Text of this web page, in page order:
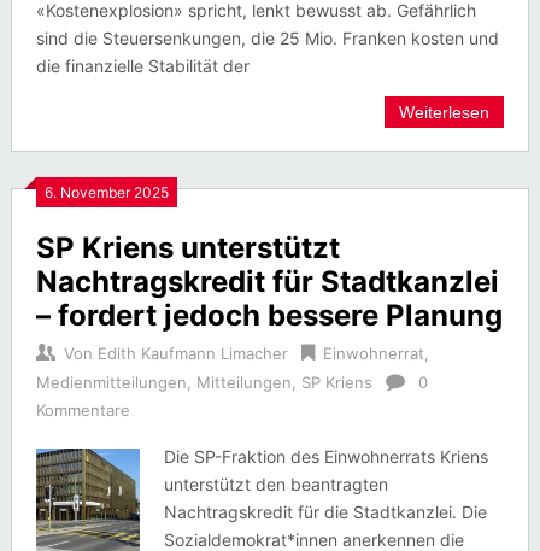
«Kostenexplosion» spricht, lenkt bewusst ab. Gefährlich
sind die Steuersenkungen, die 25 Mio. Franken kosten und
die finanzielle Stabilität der
Weiterlesen
6. November 2025
SP Kriens unterstützt
Nachtragskredit für Stadtkanzlei
– fordert jedoch bessere Planung
Von Edith Kaufmann Limacher Einwohnerrat
Medienmitteilungen
Mitteilungen SP Kriens
0
Kommentare
Die SP-Fraktion des Einwohnerrats Kriens
unterstützt den beantragten
Nachtragskredit für die Stadtkanzlei. Die
Sozialdemokrat*innen anerkennen die